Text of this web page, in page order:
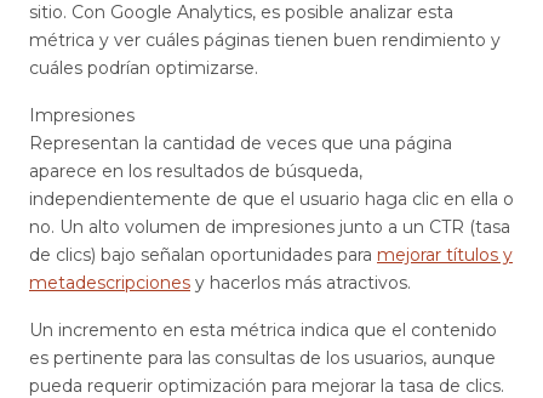
sitio. Con Google Analytics, es posible analizar esta
métrica y ver cuáles páginas tienen buen rendimiento y
cuáles podrían optimizarse.
Impresiones
Representan la cantidad de veces que una página
aparece en los resultados de búsqueda,
independientemente de que el usuario haga clic en ella o
no. Un alto volumen de impresiones junto a un CTR (tasa
de clics) bajo señalan oportunidades para mejorar títulos y
metadescripciones y hacerlos más atractivos.
Un incremento en esta métrica indica que el contenido
es pertinente para las consultas de los usuarios, aunque
pueda requerir optimización para mejorar la tasa de clics.